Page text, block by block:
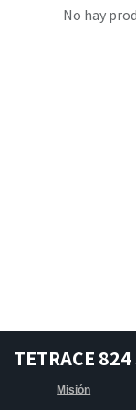
No hay
TETRACE 824
Misión